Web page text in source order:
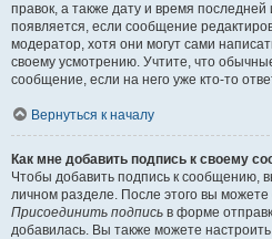
правок, а также дату и время последней
появляется, если сообщение
модератор, хотя они могут сами
своему усмотрению. Учтите, что
сообщение, если на него уже кто-то
Вернуться к началу
Как мне добавить подпись к своему
Чтобы добавить подпись к сообщению,
личном разделе. После этого вы
Присоединить подпись в форме
добавилась. Вы также можете